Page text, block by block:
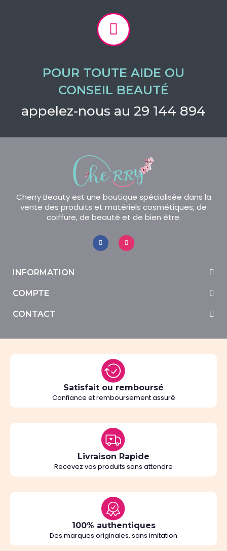
POUR TOUTE AIDE OU
CONSEIL BEAUTÉ
appelez-nous au 29 144 894
Cherry Beauty est une boutique spécialisée dans la
vente des produits et matériels cosmétiques, de
coiffure, de beauté et de bien être.
INFORMATION
COMPTE
CONTACT
Satisfait ou remboursé
Confiance et remboursement assuré
Livraison Rapide
Recevez vos produits sans attendre
100% authentiques
Des marques originales, sans imitation